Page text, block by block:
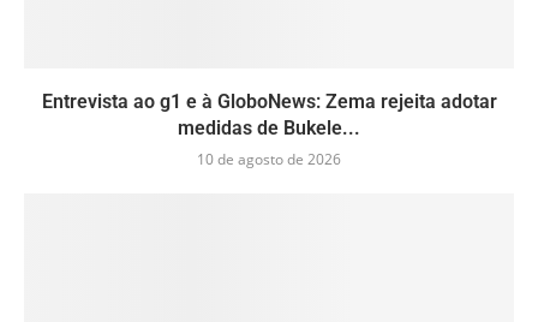
Entrevista ao g1 e à GloboNews: Zema rejeita adotar
medidas de Bukele...
10 de agosto de 2026